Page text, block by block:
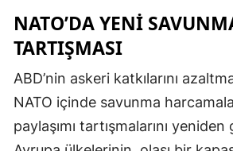
NATO’DA YENI
TARTIŞMASI
ABD’nin askeri katkılarını
NATO içinde savunma
paylaşımı tartışmalarını yeniden